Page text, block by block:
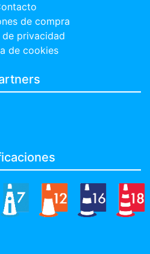
de compra
privacidad
de cookies